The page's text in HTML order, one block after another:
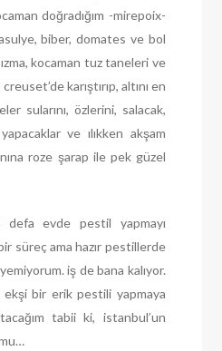
doğradığım -mirepoix-
biber, domates ve bol
kocaman tuz taneleri ve
karıştırıp, altını en
sularını, özlerini, salacak,
ve ılıkken akşam
roze şarap ile pek güzel
defa evde pestil yapmayı
süreç ama hazır pestillerde
iş de bana kalıyor.
bir erik pestili yapmaya
tabii ki, istanbul’un